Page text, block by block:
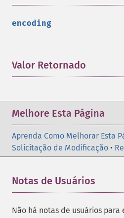
encoding
Valor Retornado
Melhore Esta Página
Aprenda Como Melhorar Esta
Solicitação de Modificação •
Notas de Usuários
Não há notas de usuários para